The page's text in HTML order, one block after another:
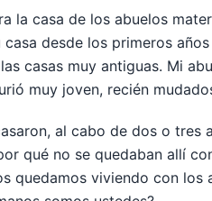
la casa de los abuelos
casa desde los primeros
casas muy antiguas. Mi
muy joven, recién
al cabo de dos o
qué no se quedaban allí
quedamos viviendo con